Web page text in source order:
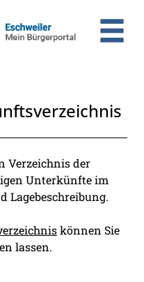
Verzeichnis der
Unterkünfte im
Lagebeschreibung.
können Sie
lassen.